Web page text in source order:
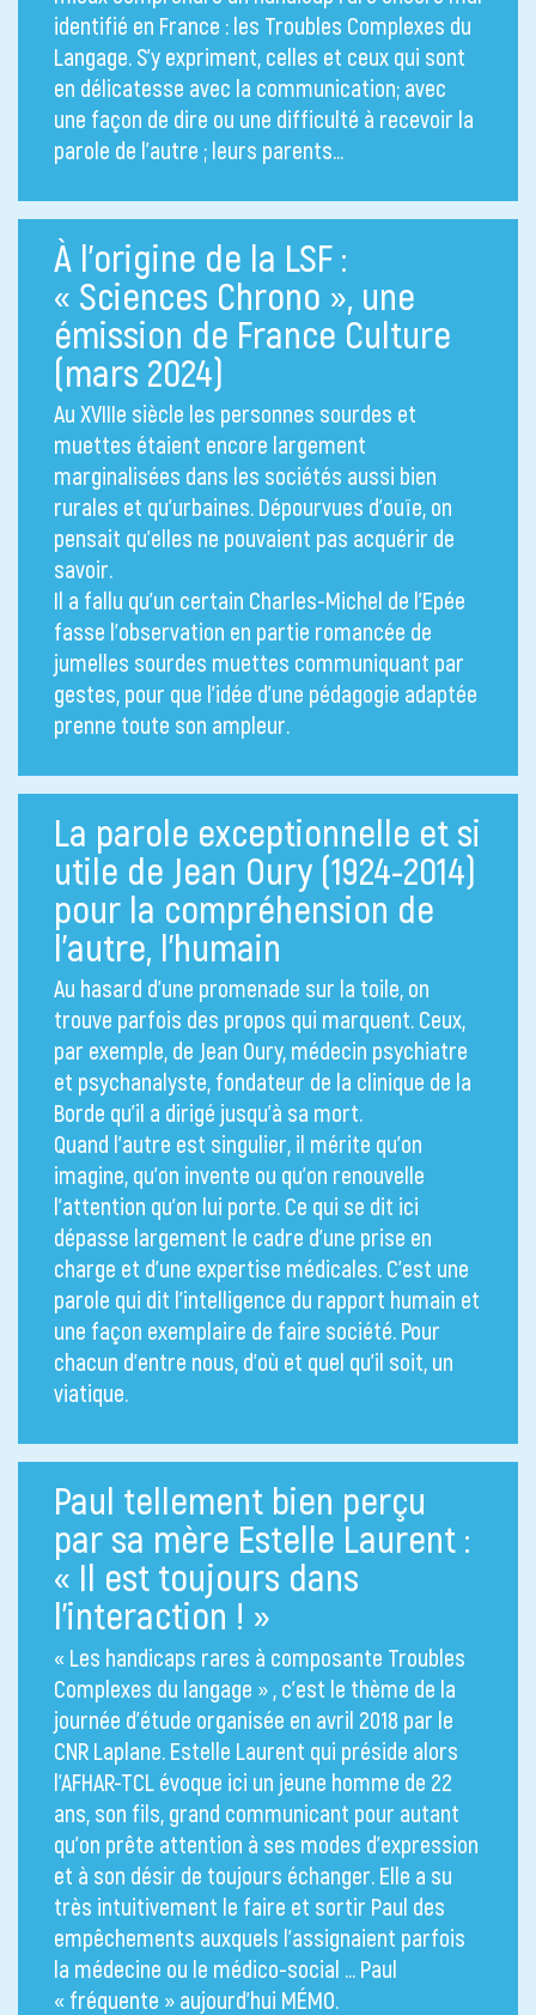
identifié en France : les Troubles Complexes du
Langage. S’y expriment, celles et ceux qui sont
en délicatesse avec la communication; avec
une façon de dire ou une difficulté à recevoir la
parole de l’autre ; leurs parents…
À l’origine de la LSF :
« Sciences Chrono », une
émission de France Culture
(mars 2024)
Au XVIIIe siècle les personnes sourdes et
muettes étaient encore largement
marginalisées dans les sociétés aussi bien
rurales et qu’urbaines. Dépourvues d’ouïe, on
pensait qu’elles ne pouvaient pas acquérir de
savoir.
Il a fallu qu’un certain Charles-Michel de l’Epée
fasse l’observation en partie romancée de
jumelles sourdes muettes communiquant par
gestes, pour que l’idée d’une pédagogie adaptée
prenne toute son ampleur.
La parole exceptionnelle et si
utile de Jean Oury (1924-2014)
pour la compréhension de
l’autre, l’humain
Au hasard d’une promenade sur la toile, on
trouve parfois des propos qui marquent. Ceux,
par exemple, de Jean Oury, médecin psychiatre
et psychanalyste, fondateur de la clinique de la
Borde qu’il a dirigé jusqu’à sa mort.
Quand l’autre est singulier, il mérite qu’on
imagine, qu’on invente ou qu’on renouvelle
l’attention qu’on lui porte. Ce qui se dit ici
dépasse largement le cadre d’une prise en
charge et d’une expertise médicales. C’est une
parole qui dit l’intelligence du rapport humain et
une façon exemplaire de faire société. Pour
chacun d’entre nous, d’où et quel qu’il soit, un
viatique.
Paul tellement bien perçu
par sa mère Estelle Laurent :
« Il est toujours dans
l’interaction ! »
« Les handicaps rares à composante Troubles
Complexes du langage » , c’est le thème de la
journée d’étude organisée en avril 2018 par le
CNR Laplane. Estelle Laurent qui préside alors
l’AFHAR-TCL évoque ici un jeune homme de 22
ans, son fils, grand communicant pour autant
qu’on prête attention à ses modes d’expression
et à son désir de toujours échanger. Elle a su
très intuitivement le faire et sortir Paul des
empêchements auxquels l’assignaient parfois
la médecine ou le médico-social … Paul
« fréquente » aujourd’hui MÉMO.